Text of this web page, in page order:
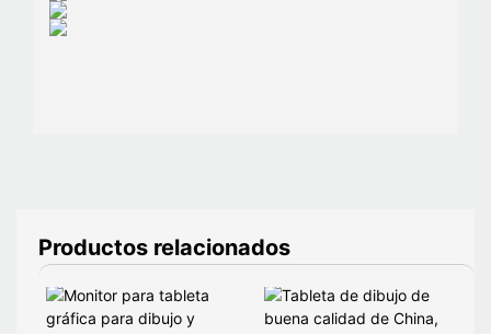
Productos relacionados